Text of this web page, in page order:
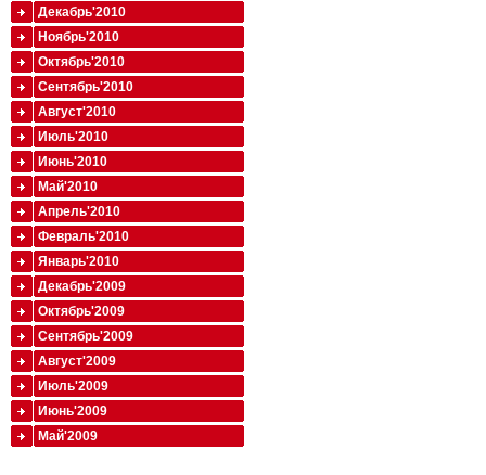
Декабрь'2010
Ноябрь'2010
Октябрь'2010
Сентябрь'2010
Август'2010
Июль'2010
Июнь'2010
Май'2010
Апрель'2010
Февраль'2010
Январь'2010
Декабрь'2009
Октябрь'2009
Сентябрь'2009
Август'2009
Июль'2009
Июнь'2009
Май'2009